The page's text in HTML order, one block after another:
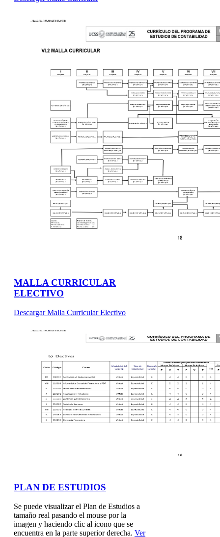
MALLA CURRICULAR
ELECTIVO
Descargar Malla Curricular Electivo
PLAN DE ESTUDIOS
Se puede visualizar el Plan de Estudios a
tamaño real pasando el mouse por la
imagen y haciendo clic al icono que se
encuentra en la parte superior derecha. Ver